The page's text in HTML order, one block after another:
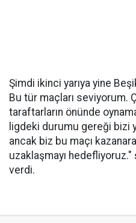
Şimdi ikinci yarıya yine
Bu tür maçları seviyorum.
taraftarların önünde
ligdeki durumu gereği bizi
ancak biz bu maçı
uzaklaşmayı
verdi.